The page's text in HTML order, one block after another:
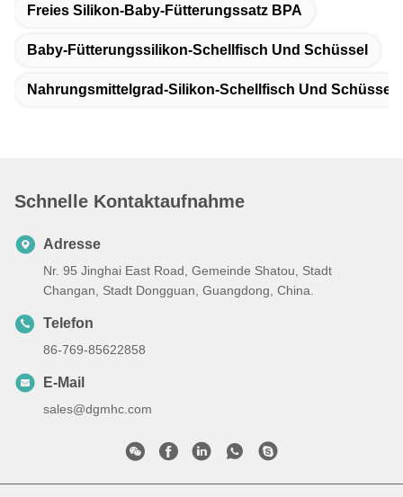
Freies Silikon-Baby-Fütterungssatz BPA
Baby-Fütterungssilikon-Schellfisch Und Schüssel
Nahrungsmittelgrad-Silikon-Schellfisch Und Schüssel
Schnelle Kontaktaufnahme
Adresse
Nr. 95 Jinghai East Road, Gemeinde Shatou, Stadt
Changan, Stadt Dongguan, Guangdong, China.
Telefon
86-769-85622858
E-Mail
sales@dgmhc.com